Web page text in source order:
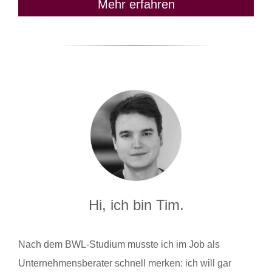
Mehr erfahren
Hi, ich bin Tim.
Nach dem BWL-Studium musste ich im Job als
Unternehmensberater schnell merken: ich will gar